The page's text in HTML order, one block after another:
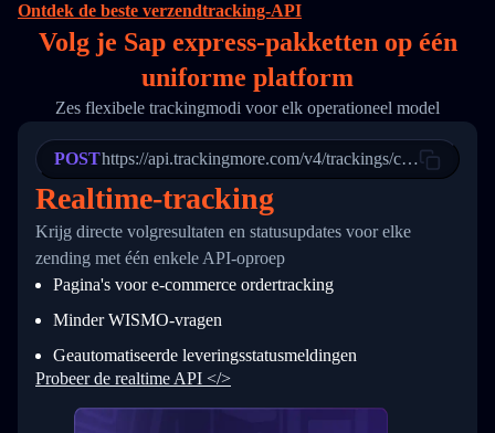
16
17
18
21
22
23
24
25
27
28
29
30
31
33
34
        "itemTimeLength": 2,
        "weblink": "",
        "phone": null,
        "trackinfo": [
          {
            "Date": "2017-03-08 04: 22: 00",
"StatusDescription": "Departed
"Details": "Departed Facility
          },
          {
            "Date": "2017-03-06 15:28:00",
"StatusDescription": "Shipment
"Details": "BEIJING-
          }
      }
  }
}
Ontdek de beste verzendtracking-API
Volg je Sap express-pakketten op één
uniforme platform
Zes flexibele trackingmodi voor elk operationeel model
POSThttps://api.trackingmore.com/v4/trackings/create
Realtime-tracking
Krijg directe volgresultaten en statusupdates voor elke
zending met één enkele API-oproep
Pagina's voor e-commerce ordertracking
Minder WISMO-vragen
Geautomatiseerde leveringsstatusmeldingen
Probeer de realtime API </>